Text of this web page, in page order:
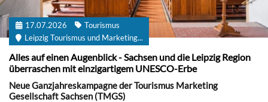
17.07.2026
Tourismus
Leipzig Tourismus und Marketing...
Alles auf einen Augenblick - Sachsen und die Leipzig Region
überraschen mit einzigartigem UNESCO-Erbe
Neue Ganzjahreskampagne der Tourismus Marketing
Gesellschaft Sachsen (TMGS)